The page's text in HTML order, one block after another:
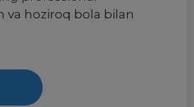
va hoziroq bola bilan